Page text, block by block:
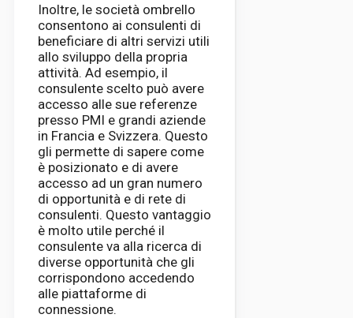
Inoltre, le società ombrello
consentono ai consulenti di
beneficiare di altri servizi utili
allo sviluppo della propria
attività. Ad esempio, il
consulente scelto può avere
accesso alle sue referenze
presso PMI e grandi aziende
in Francia e Svizzera. Questo
gli permette di sapere come
è posizionato e di avere
accesso ad un gran numero
di opportunità e di rete di
consulenti. Questo vantaggio
è molto utile perché il
consulente va alla ricerca di
diverse opportunità che gli
corrispondono accedendo
alle piattaforme di
connessione.